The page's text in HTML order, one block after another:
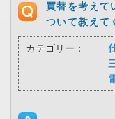
買替を考えて
ついて教えて
カテゴリー：